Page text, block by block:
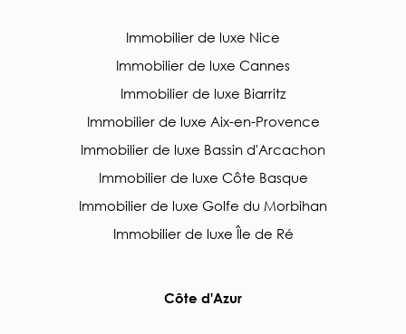
Immobilier de luxe Nice
Immobilier de luxe Cannes
Immobilier de luxe Biarritz
Immobilier de luxe Aix-en-Provence
Immobilier de luxe Bassin d'Arcachon
Immobilier de luxe Côte Basque
Immobilier de luxe Golfe du Morbihan
Immobilier de luxe Île de Ré
Côte d'Azur